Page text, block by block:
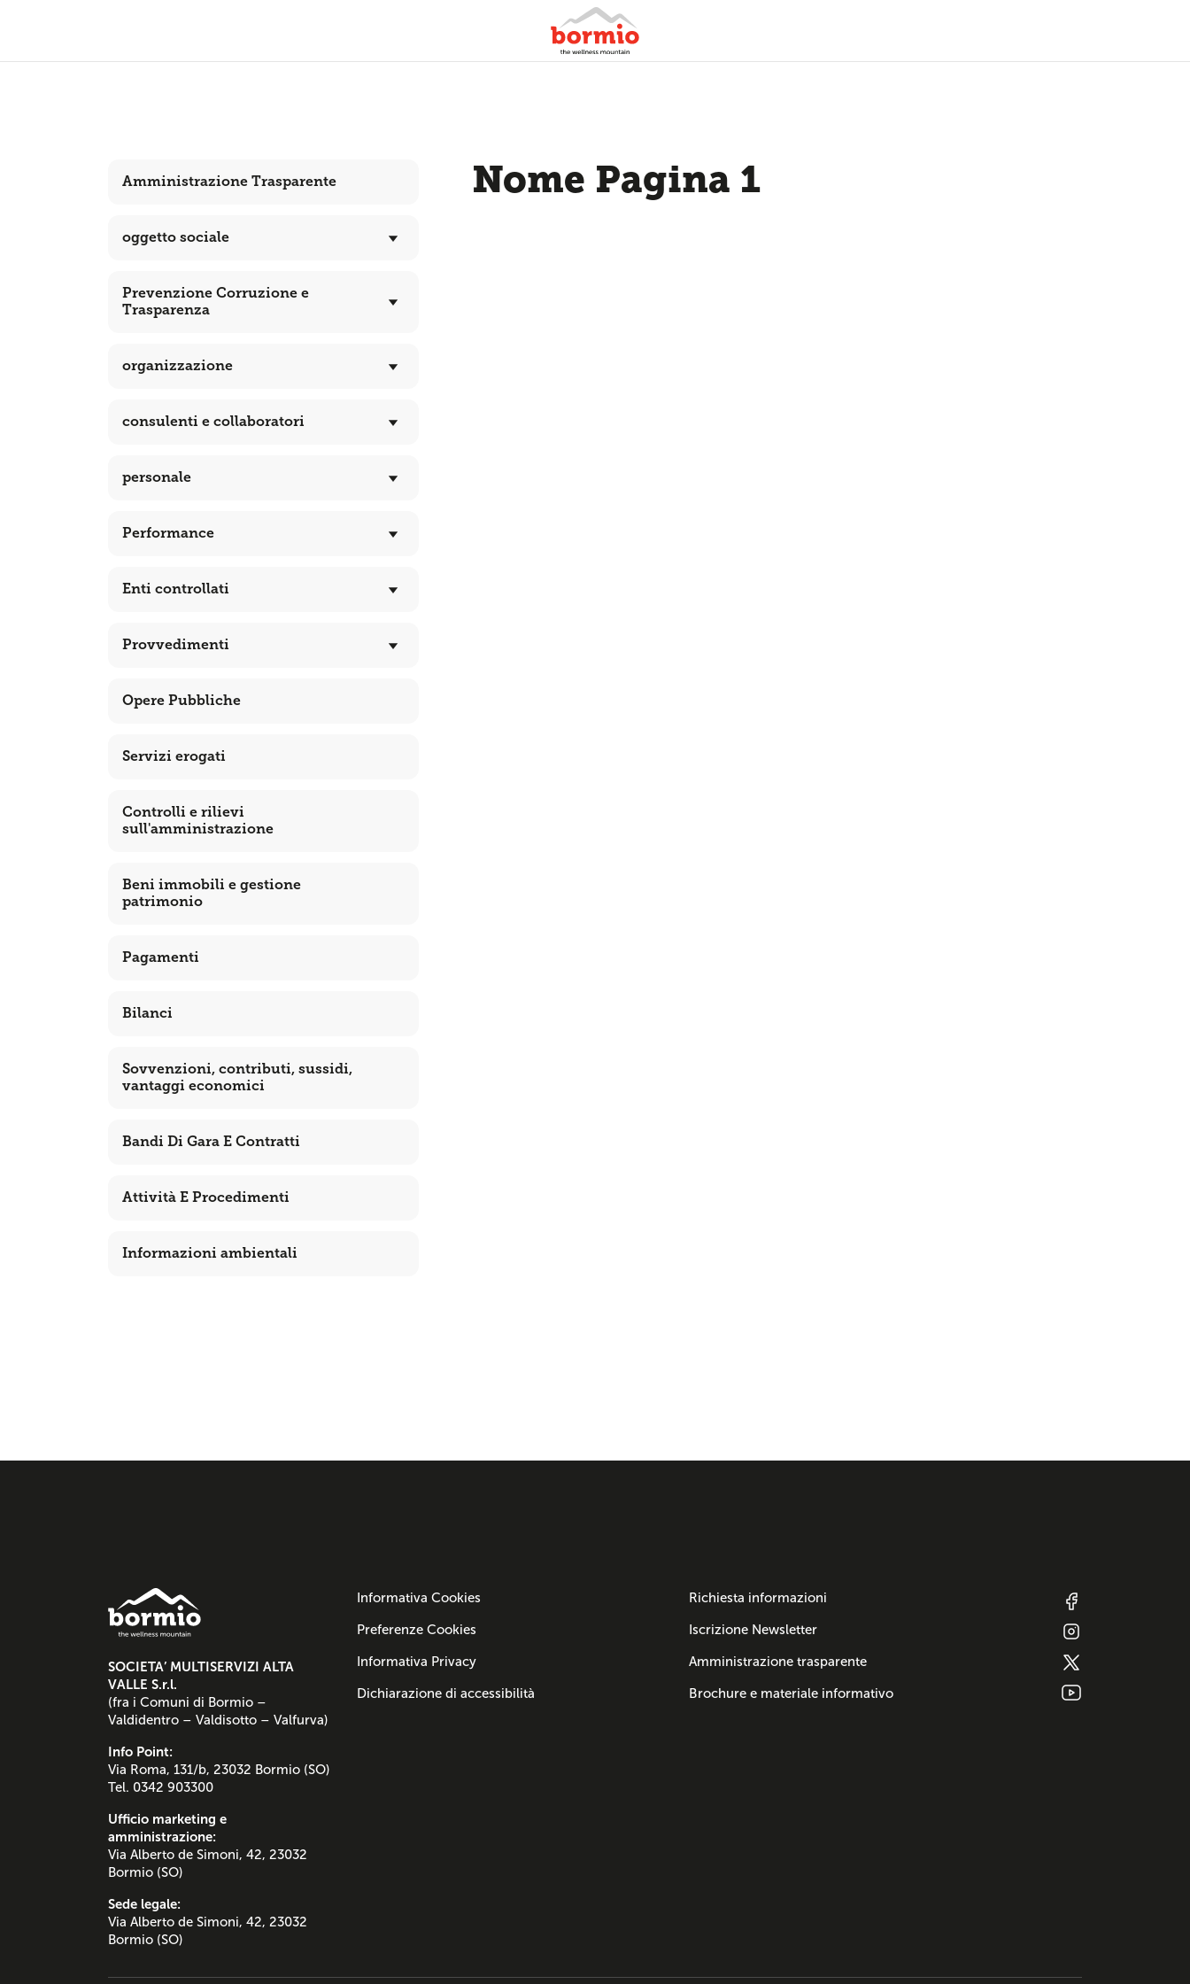
Amministrazione Trasparente
oggetto sociale
Prevenzione Corruzione e
Trasparenza
organizzazione
consulenti e collaboratori
personale
Performance
Enti controllati
Provvedimenti
Opere Pubbliche
Servizi erogati
Controlli e rilievi
sull'amministrazione
Beni immobili e gestione
patrimonio
Pagamenti
Bilanci
Sovvenzioni, contributi, sussidi,
vantaggi economici
Bandi Di Gara E Contratti
Attività E Procedimenti
Informazioni ambientali
Nome Pagina 1
SOCIETA’ MULTISERVIZI ALTA
VALLE S.r.l.
(fra i Comuni di Bormio –
Valdidentro – Valdisotto – Valfurva)
Info Point:
Via Roma, 131/b, 23032 Bormio (SO)
Tel. 0342 903300
Ufficio marketing e
amministrazione:
Via Alberto de Simoni, 42, 23032
Bormio (SO)
Sede legale:
Via Alberto de Simoni, 42, 23032
Bormio (SO)
Informativa Cookies
Preferenze Cookies
Informativa Privacy
Dichiarazione di accessibilità
Richiesta informazioni
Iscrizione Newsletter
Amministrazione trasparente
Brochure e materiale informativo